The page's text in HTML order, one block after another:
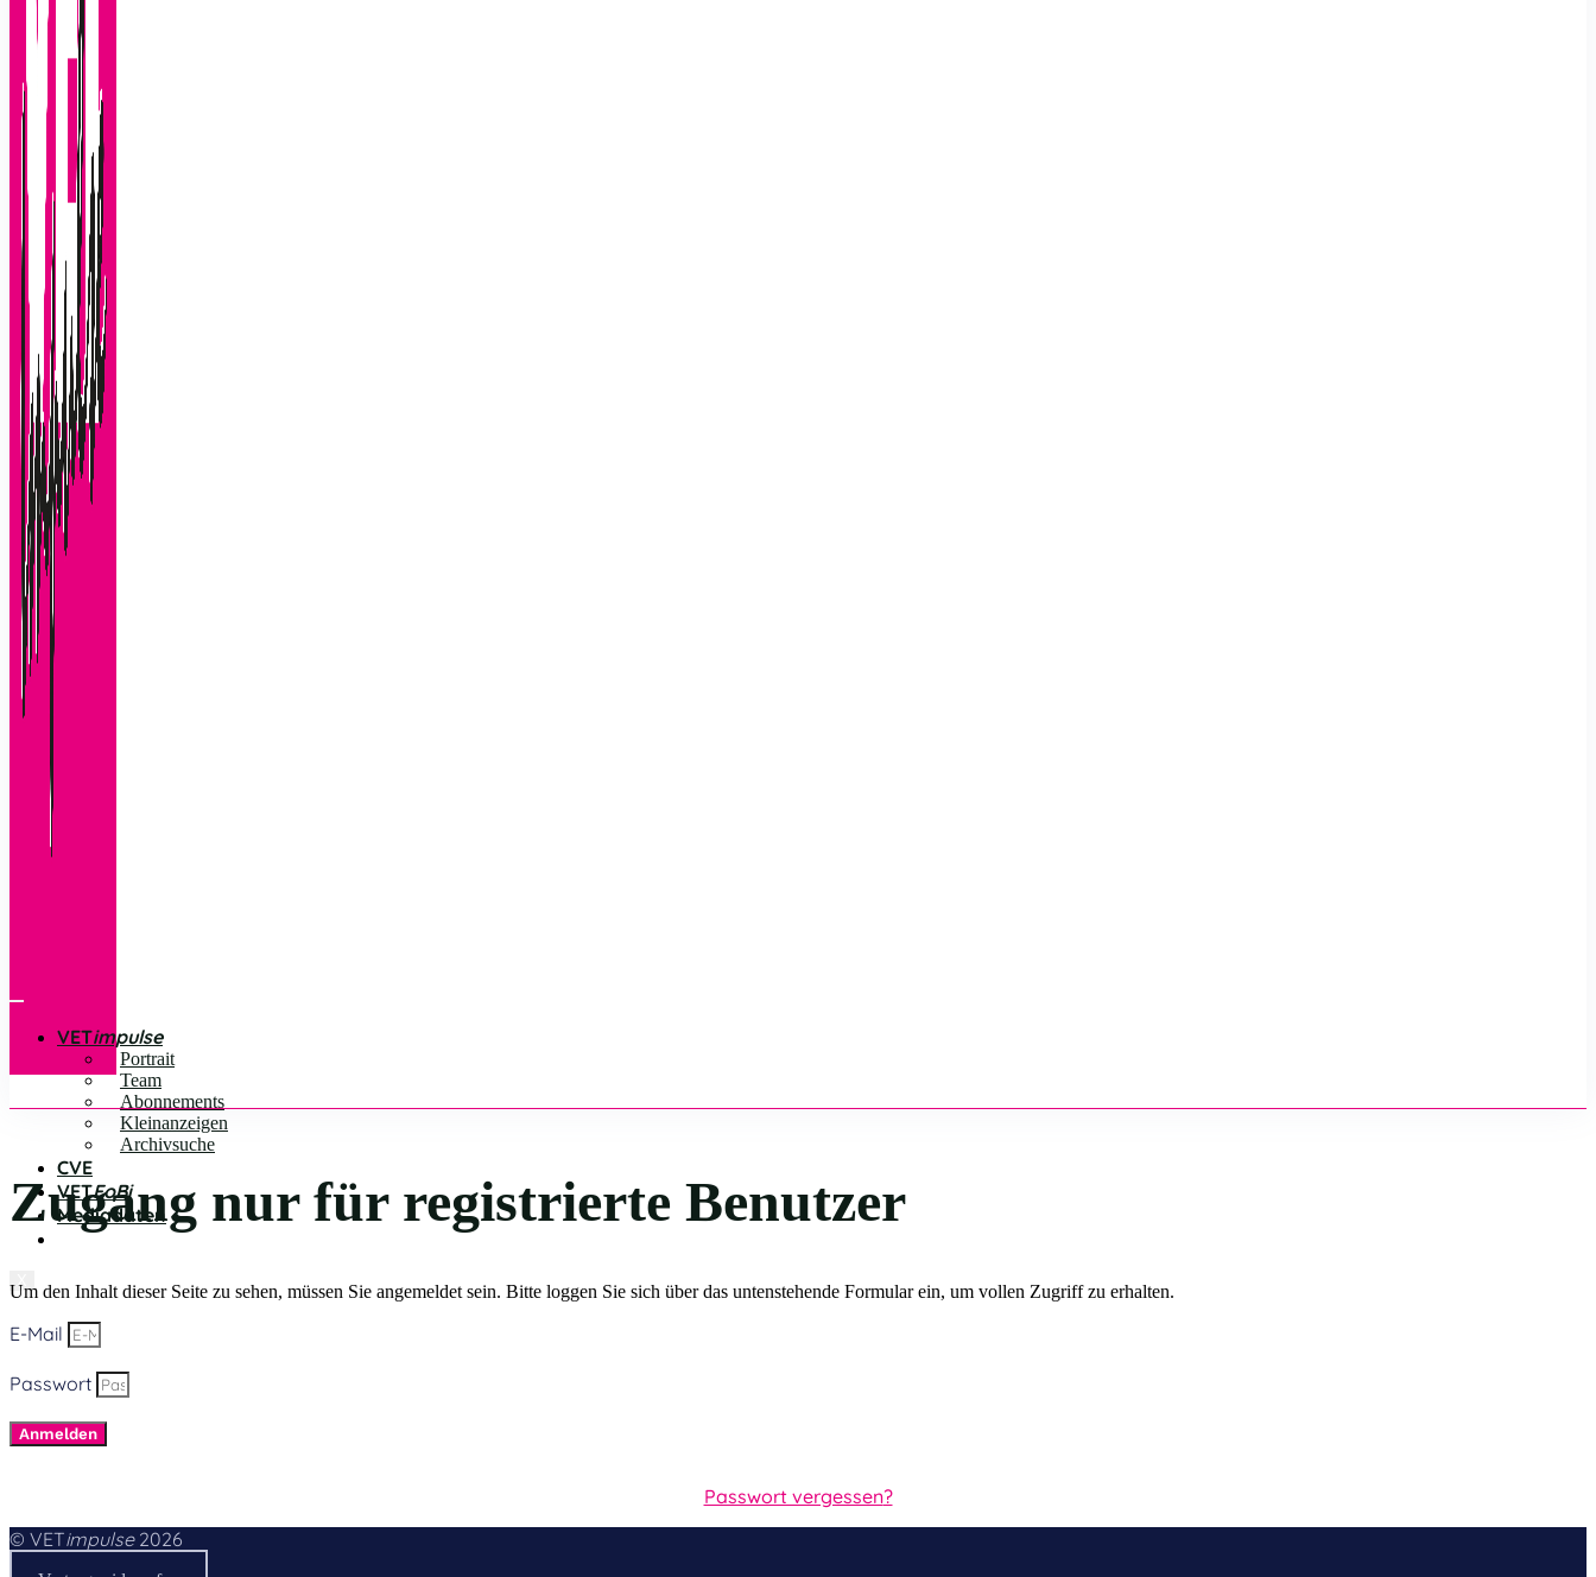
VETimpulse
Portrait
Team
Abonnements
Kleinanzeigen
Archivsuche
CVE
VETFoBi
Mediadaten
X
Zugang nur für registrierte Benutzer
Um den Inhalt dieser Seite zu sehen, müssen Sie angemeldet sein. Bitte loggen Sie sich über das untenstehende Formular ein, um vollen Zugriff zu erhalten.
E-Mail
Passwort
Anmelden
Passwort vergessen?
© VETimpulse2026